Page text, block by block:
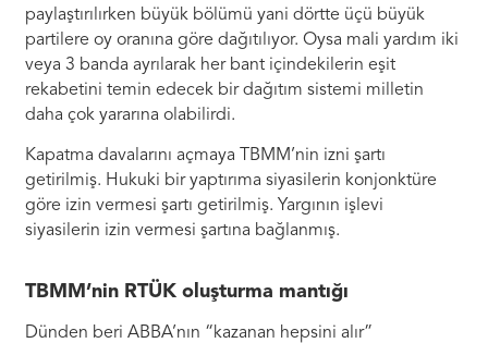
paylaştırılırken büyük bölümü yani dörtte üçü büyük
partilere oy oranına göre dağıtılıyor. Oysa mali yardım iki
veya 3 banda ayrılarak her bant içindekilerin eşit
rekabetini temin edecek bir dağıtım sistemi milletin
daha çok yararına olabilirdi.
Kapatma davalarını açmaya TBMM’nin izni şartı
getirilmiş. Hukuki bir yaptırıma siyasilerin konjonktüre
göre izin vermesi şartı getirilmiş. Yargının işlevi
siyasilerin izin vermesi şartına bağlanmış.
TBMM’nin RTÜK oluşturma mantığı
Dünden beri ABBA’nın “kazanan hepsini alır”